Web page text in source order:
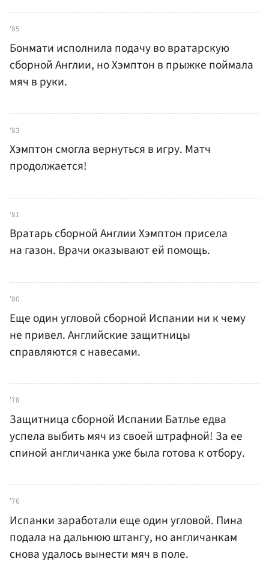
'85
Бонмати исполнила подачу во вратарскую
сборной Англии, но Хэмптон в прыжке поймала
мяч в руки.
'83
Хэмптон смогла вернуться в игру. Матч
продолжается!
'81
Вратарь сборной Англии Хэмптон присела
на газон. Врачи оказывают ей помощь.
'80
Еще один угловой сборной Испании ни к чему
не привел. Английские защитницы
справляются с навесами.
'78
Защитница сборной Испании Батлье едва
успела выбить мяч из своей штрафной! За ее
спиной англичанка уже была готова к отбору.
'76
Испанки заработали еще один угловой. Пина
подала на дальнюю штангу, но англичанкам
снова удалось вынести мяч в поле.